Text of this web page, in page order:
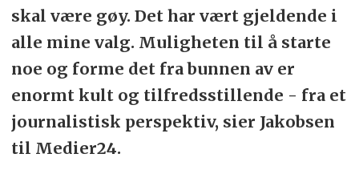
skal være gøy. Det har vært gjeldende i
alle mine valg. Muligheten til å starte
noe og forme det fra bunnen av er
enormt kult og tilfredsstillende - fra et
journalistisk perspektiv, sier Jakobsen
til Medier24.